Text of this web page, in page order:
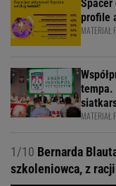
profile
MATERIAŁ
tempa.
MATERIAŁ
1/10 Bernarda
szkoleniowca, z